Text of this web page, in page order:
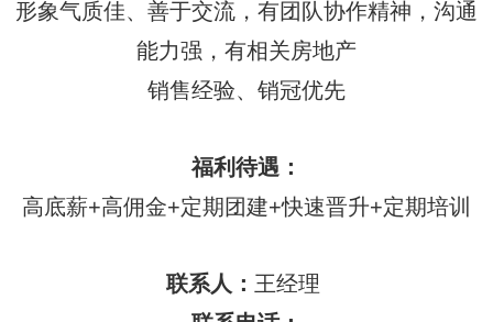
形象气质佳、善于交流，有团队协作精神，沟通
能力强，有相关房地产
销售经验、销冠优先
福利待遇：
高底薪+高佣金+定期团建+快速晋升+定期培训
联系人： 王经理